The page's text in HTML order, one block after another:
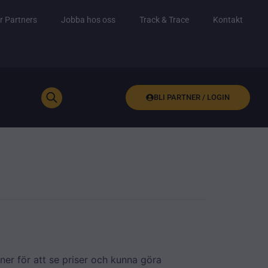
Partners Jobba hos oss Track & Trace Kontakt
BLI PARTNER / LOGIN
för att se priser och kunna göra